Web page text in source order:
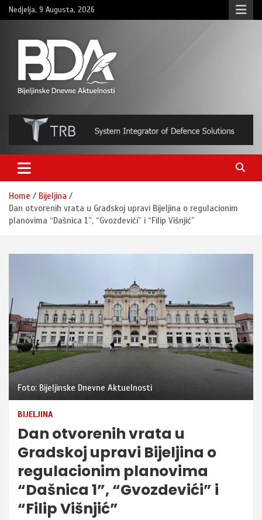
Skip
to
Nedjelja, 9 Augusta, 2026
BNDAN.com
Home
Bijeljina
Dan otvorenih vrata u Gradskoj upravi Bijeljina o regulacionim
planovima “Dašnica 1”, “Gvozdevići” i “Filip Višnjić”
Foto: Bijeljinske Dnevne Aktuelnosti
BIJELJINA
Dan otvorenih vrata u
Gradskoj upravi Bijeljina o
regulacionim planovima
“Dašnica 1”, “Gvozdevići” i
“Filip Višnjić”